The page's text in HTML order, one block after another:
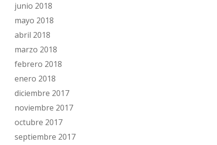
junio 2018
mayo 2018
abril 2018
marzo 2018
febrero 2018
enero 2018
diciembre 2017
noviembre 2017
octubre 2017
septiembre 2017